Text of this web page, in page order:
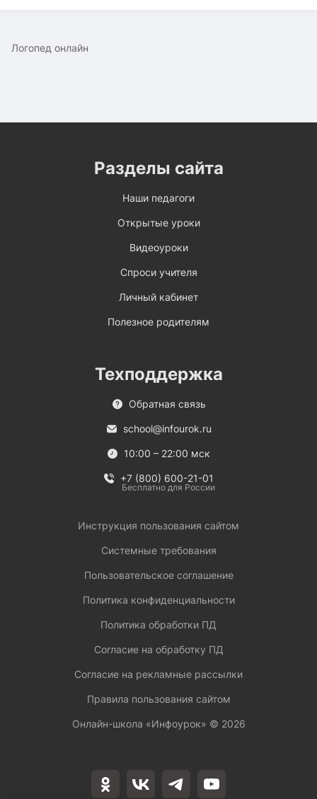
Логопед онлайн
Разделы сайта
Наши педагоги
Открытые уроки
Видеоуроки
Спроси учителя
Личный кабинет
Полезное родителям
Техподдержка
Обратная связь
school@infourok.ru
10:00 – 22:00 мск
+7 (800) 600-21-01
Бесплатно для России
Инструкция пользования сайтом
Системные требования
Пользовательское соглашение
Политика конфиденциальности
Политика обработки ПД
Согласие на обработку ПД
Согласие на рекламные рассылки
Правила пользования сайтом
Онлайн-школа «Инфоурок» © 2026